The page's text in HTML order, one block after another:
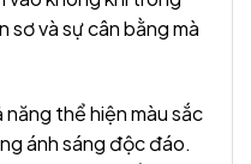
sơ và sự cân bằng mà
năng thể hiện màu sắc
ánh sáng độc đáo.